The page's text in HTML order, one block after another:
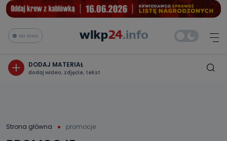
Na żywo
DODAJ MATERIAŁ
dodaj wideo, zdjęcie, tekst
Strona główna promocje